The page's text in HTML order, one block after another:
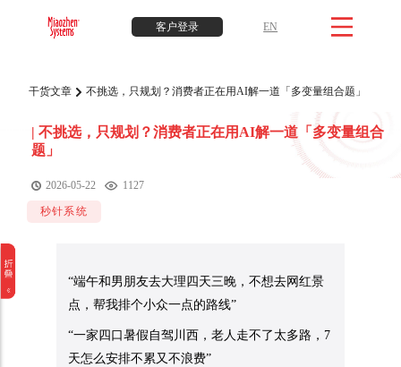
客户登录 EN
干货文章 不挑选，只规划？消费者正在用AI解一道「多变量组合题」
| 不挑选，只规划？消费者正在用AI解一道「多变量组合
题」
2026-05-22 1127
秒针系统
“端午和男朋友去大理四天三晚，不想去网红景
点，帮我排个小众一点的路线”
“一家四口暑假自驾川西，老人走不了太多路，7
天怎么安排不累又不浪费”